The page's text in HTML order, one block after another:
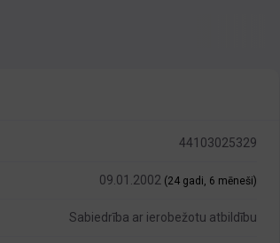
44103025329
09.01.2002 (24 gadi, 6 mēneši)
Sabiedrība ar ierobežotu atbildību